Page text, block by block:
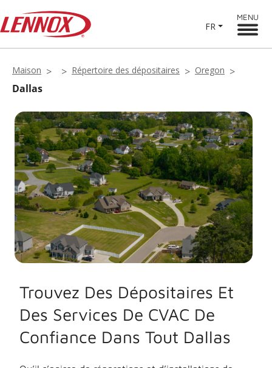
FR
MENU
Maison Répertoire des dépositaires Oregon
Dallas
Trouvez Des Dépositaires Et
Des Services De CVAC De
Confiance Dans Tout Dallas